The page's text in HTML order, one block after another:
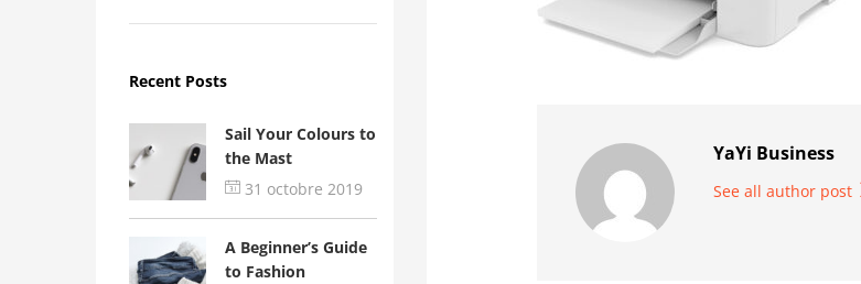
Recent Posts
Sail Your Colours to
the Mast
31 octobre 2019
A Beginner’s Guide
to Fashion
YaYi Business
See all author post